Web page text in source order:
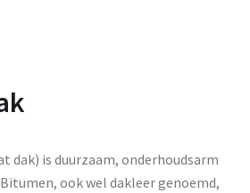
dak) is duurzaam, onderhoudsarm
ook wel dakleer genoemd,